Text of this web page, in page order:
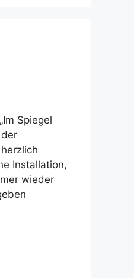
Spiegel
Installation,
wieder